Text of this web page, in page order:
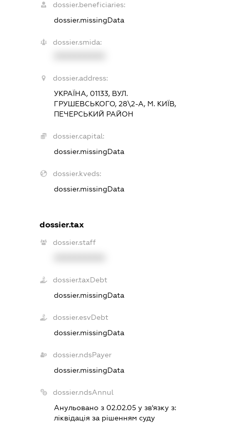
dossier.beneficiaries:
dossier.missingData
dossier.smida:
dossier.address:
УКРАЇНА, 01133, ВУЛ.
ГРУШЕВСЬКОГО, 28\2-А, М. КИЇВ,
ПЕЧЕРСЬКИЙ РАЙОН
dossier.capital:
dossier.missingData
dossier.kveds:
dossier.missingData
dossier.tax
dossier.staff
dossier.taxDebt
dossier.missingData
dossier.esvDebt
dossier.missingData
dossier.ndsPayer
dossier.missingData
dossier.ndsAnnul
Анульовано з 02.02.05 у зв'язку з:
лiквiдацiя за рiшенням суду